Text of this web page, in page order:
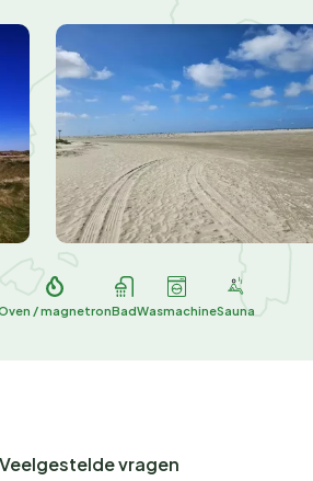
/ magnetronBadWasmachineSauna
Veelgestelde vragen